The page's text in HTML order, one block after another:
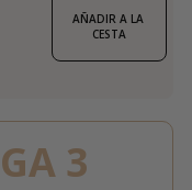
AÑADIR A LA
CESTA
3